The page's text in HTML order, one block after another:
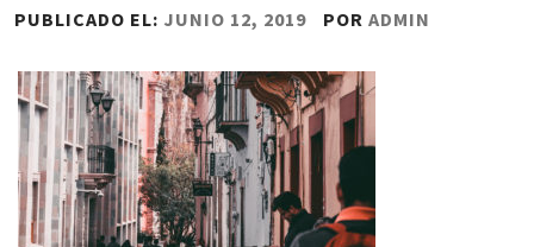
PUBLICADO EL: JUNIO 12, 2019 POR ADMIN